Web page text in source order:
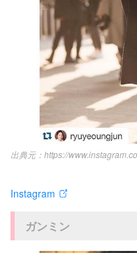
https://
Instagram
ガンミン